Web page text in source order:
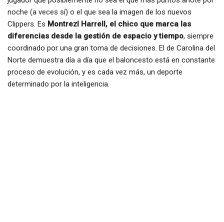
noche (a veces sí) o el que sea la imagen de los nuevos
Clippers. Es Montrezl Harrell, el chico que marca las
diferencias desde la gestión de espacio y tiempo, siempre
coordinado por una gran toma de decisiones. El de Carolina del
Norte demuestra día a día que el baloncesto está en constante
proceso de evolución, y es cada vez más, un deporte
determinado por la inteligencia.